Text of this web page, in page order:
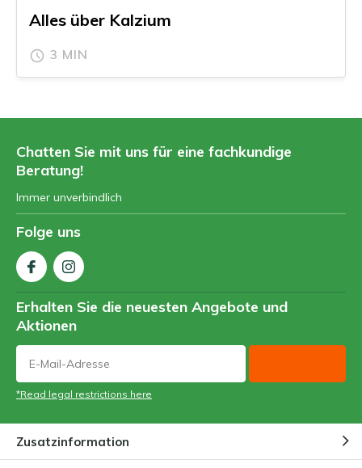
Alles über Kalzium
3 MIN
Chatten Sie mit uns für eine fachkundige
Beratung!
Immer unverbindlich
Folge uns
Erhalten Sie die neuesten Angebote und
Aktionen
*Read legal restrictions here
Zusatzinformation